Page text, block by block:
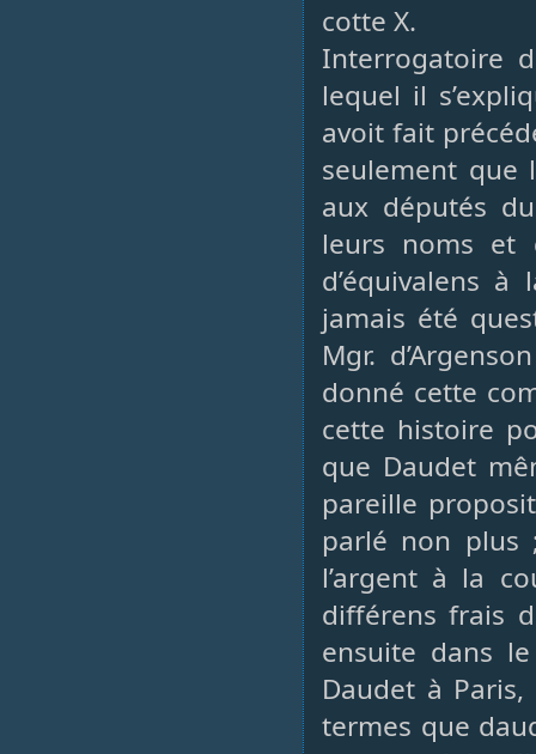
cotte X.
Interrogatoire
lequel il
avoit fait
seulement que
aux députés
leurs noms
d’équivalens
jamais été
Mgr.
donné cette
cette histoire
que Daudet
pareille
parlé non plus
l’argent à la
différens frais
ensuite dans
Daudet à
termes que